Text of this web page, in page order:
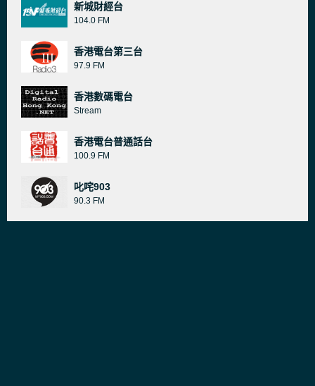
新城財經台
104.0 FM
香港電台第三台
97.9 FM
香港數碼電台
Stream
香港電台普通話台
100.9 FM
叱咤903
90.3 FM